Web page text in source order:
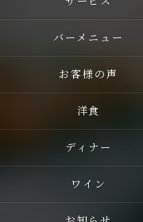
バーメニュー
お客様の声
洋食
ディナー
ワイン